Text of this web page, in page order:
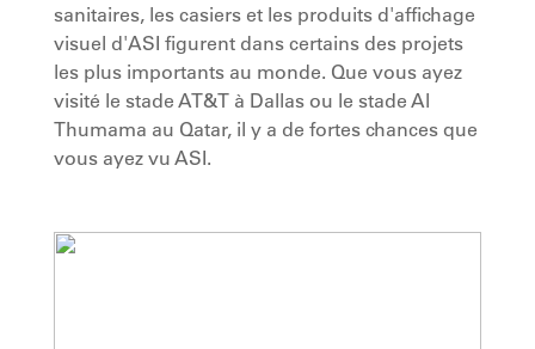
sanitaires, les casiers et les produits d'affichage
visuel d'ASI figurent dans certains des projets
les plus importants au monde. Que vous ayez
visité le stade AT&T à Dallas ou le stade Al
Thumama au Qatar, il y a de fortes chances que
vous ayez vu ASI.